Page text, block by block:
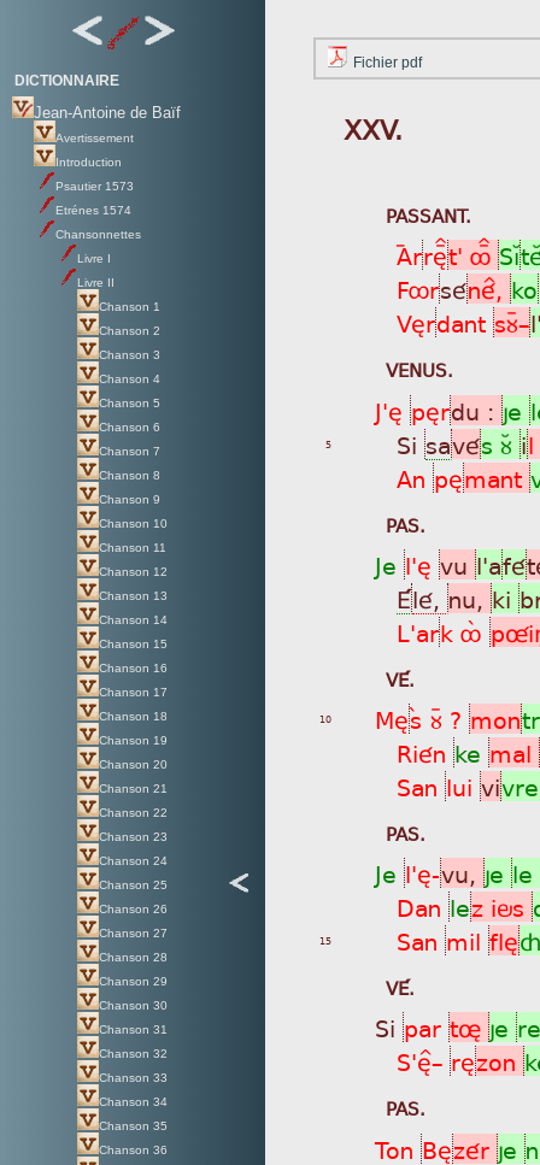
DICTIONNAIRE
Jean-Antoine de Baïf
Avertissement
Introduction
Psautier 1573
Etrénes 1574
Chansonnettes
Livre I
Livre II
Chanson 1
Chanson 2
Chanson 3
Chanson 4
Chanson 5
Chanson 6
Chanson 7
Chanson 8
Chanson 9
Chanson 10
Chanson 11
Chanson 12
Chanson 13
Chanson 14
Chanson 15
Chanson 16
Chanson 17
Chanson 18
Chanson 19
Chanson 20
Chanson 21
Chanson 22
Chanson 23
Chanson 24
Chanson 25
Chanson 26
Chanson 27
Chanson 28
Chanson 29
Chanson 30
Chanson 31
Chanson 32
Chanson 33
Chanson 34
Chanson 35
Chanson 36
Fichier pdf
XXV.
PASSANT.
AýrrèÏt' ôÏ SìÁ
Fôrséné^, ko
Vèrdant sùÿ_
VENUS.
J'è pèrdu : je
5 Si savés ùÂ il
An pèmant
PAS.
Je l'è vu l'afé
Élé, nu, ki
L'ark ôá
VÉ.
10 Mèsá ùÿ ? mon
Rién ke mal
San lui vi
PAS.
Je l'è-vu, je le
Dan lez iös
15 San mil flè
VÉ.
Si par tø je re
S'è^_ rèzon
PAS.
Ton Bèzér je